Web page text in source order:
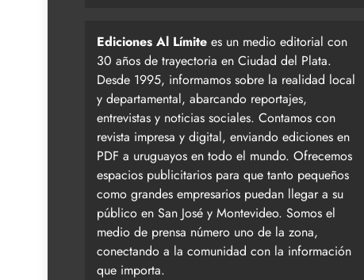
Ediciones Al Límite es un medio editorial con
30 años de trayectoria en Ciudad del Plata.
Desde 1995, informamos sobre la realidad local
y departamental, abarcando reportajes,
entrevistas y noticias sociales. Contamos con
revista impresa y digital, enviando ediciones en
PDF a uruguayos en todo el mundo. Ofrecemos
espacios publicitarios para que tanto pequeños
como grandes empresarios puedan llegar a su
público en San José y Montevideo. Somos el
medio de prensa número uno de la zona,
conectando a la comunidad con la información
que importa.